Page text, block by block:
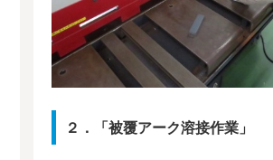
２．「被覆アーク溶接作業」